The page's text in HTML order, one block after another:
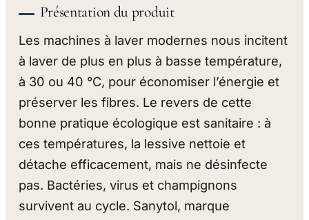
Présentation du produit
Les machines à laver modernes nous incitent
à laver de plus en plus à basse température,
à 30 ou 40 °C, pour économiser l’énergie et
préserver les fibres. Le revers de cette
bonne pratique écologique est sanitaire : à
ces températures, la lessive nettoie et
détache efficacement, mais ne désinfecte
pas. Bactéries, virus et champignons
survivent au cycle. Sanytol, marque